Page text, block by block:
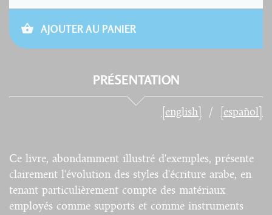
AJOUTER AU PANIER
PRÉSENTATION
[english] [español]
Ce livre, abondamment illustré d'exemples, présente
clairement l'évolution des styles d'écriture arabe, en
tenant particulièrement compte des matériaux
employés comme supports et comme instruments